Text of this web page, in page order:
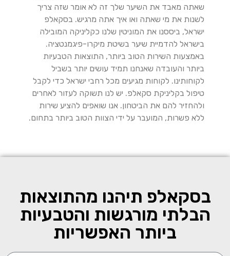
שאתה מאבד את השיער שלך זה לא אומר שזה צריך
לשנות את מי שאתה ואו איך אתה מרגיש. בסקאלפ
ישראל, ביססנו את המוניטין שלנו כקליניקה המובילה
בישראל להדמיית שיער בשיטת מיקרו-פיגמנטציה.
באמצעות השירות הטוב ביותר, התוצאות הטבעיות
ביותר והעובדה שאנחנו תמיד עושים יותר בשביל
לקוחותינו. לקוחות מגיעים מכל רחבי ישראל כדי לקבל
טיפול בקליניקת סקאלפ. יש לנו תשוקה לעזור לאחרים
ולהחזיר להם את הביטחון. אנו שואפים להציע שירות
ללא פשרות, המועבר על ידי הצוות הטוב ביותר בתחום.
בסקאלפ תיהנו מהתוצאות
הבלתי מורגשות והטבעיות
ביותר האפשריות